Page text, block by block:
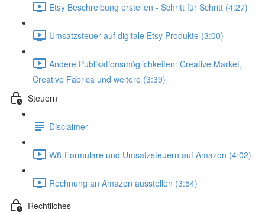
Etsy Beschreibung erstellen - Schritt für Schritt (4:27)
Umsatzsteuer auf digitale Etsy Produkte (3:00)
Andere Publikationsmöglichkeiten: Creative Market,
Creative Fabrica und weitere (3:39)
Steuern
Disclaimer
W8-Formulare und Umsatzsteuern auf Amazon (4:02)
Rechnung an Amazon ausstellen (3:54)
Rechtliches